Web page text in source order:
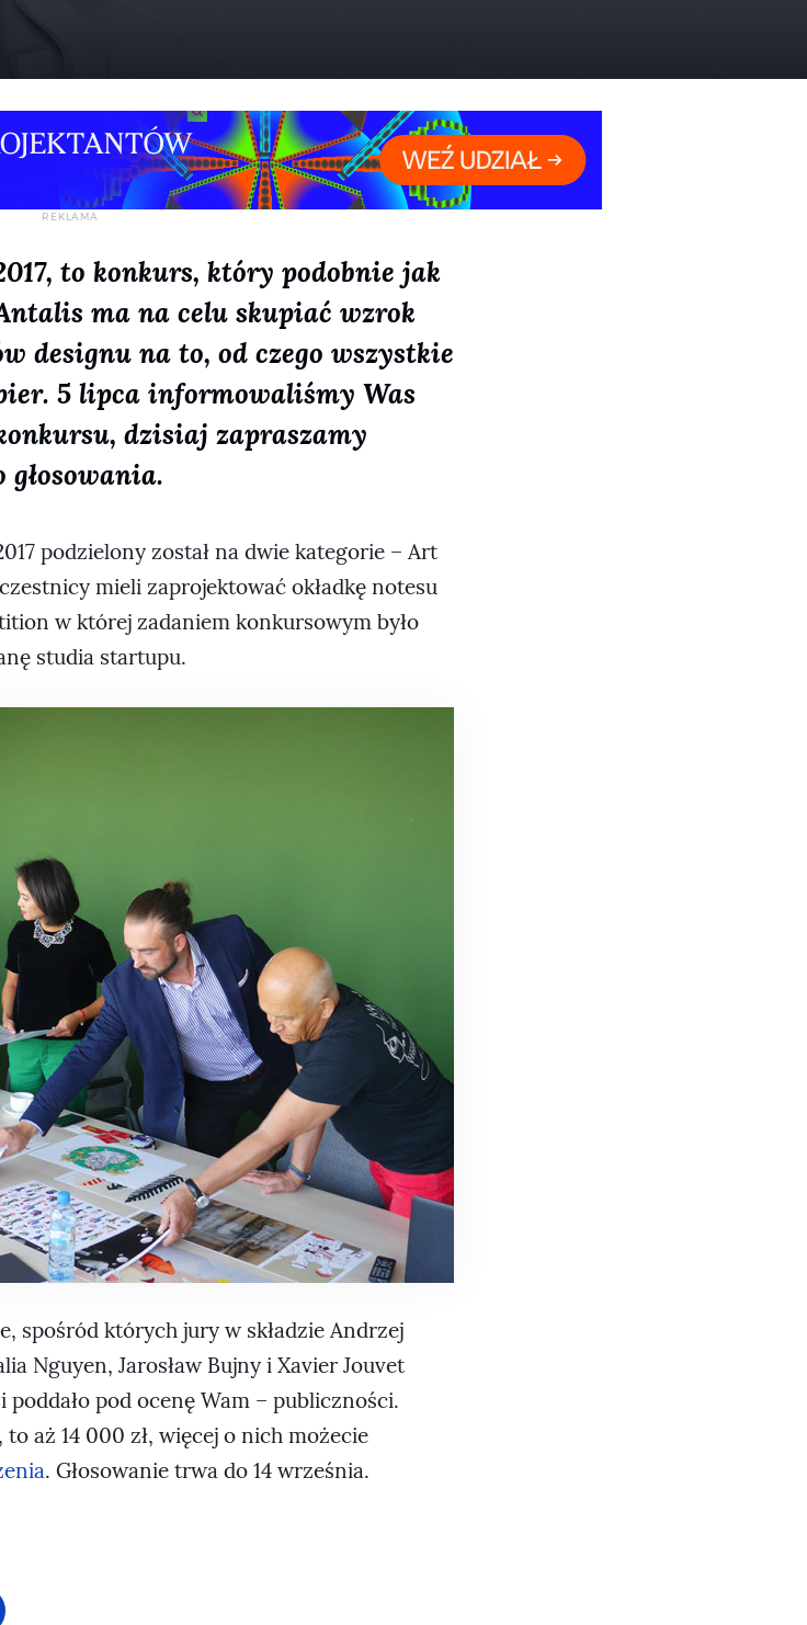
to konkurs, który podobnie jak
ma na celu skupiać wzrok
designu na to, od czego wszystkie
5 lipca informowaliśmy Was
dzisiaj zapraszamy
głosowania.
podzielony został na dwie kategorie – Art
mieli zaprojektować okładkę notesu
w której zadaniem konkursowym było
studia startupu.
spośród których jury w składzie Andrzej
Nguyen, Jarosław Bujny i Xavier Jouvet
poddało pod ocenę Wam – publiczności.
aż 14 000 zł, więcej o nich możecie
. Głosowanie trwa do 14 września.